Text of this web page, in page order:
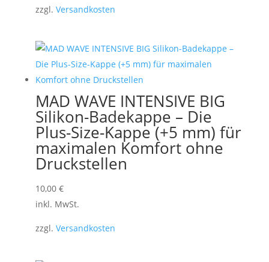
zzgl. Versandkosten
MAD WAVE INTENSIVE BIG
Silikon-Badekappe – Die
Plus-Size-Kappe (+5 mm) für
maximalen Komfort ohne
Druckstellen
10,00 €
inkl. MwSt.
zzgl. Versandkosten